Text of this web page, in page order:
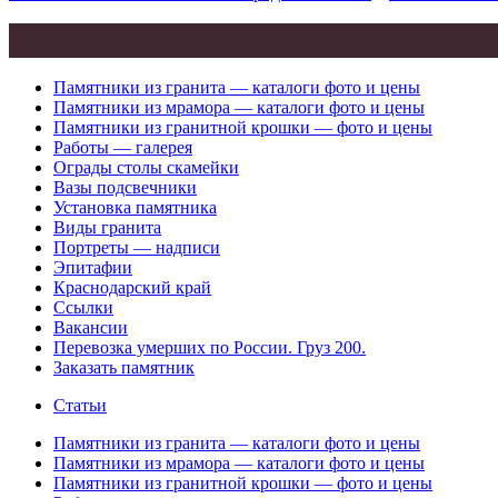
Памятники из гранита — каталоги фото и цены
Памятники из мрамора — каталоги фото и цены
Памятники из гранитной крошки — фото и цены
Работы — галерея
Ограды столы скамейки
Вазы подсвечники
Установка памятника
Виды гранита
Портреты — надписи
Эпитафии
Краснодарский край
Ссылки
Вакансии
Перевозка умерших по России. Груз 200.
Заказать памятник
Статьи
Памятники из гранита — каталоги фото и цены
Памятники из мрамора — каталоги фото и цены
Памятники из гранитной крошки — фото и цены